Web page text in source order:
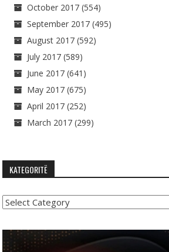
October 2017 (554)
September 2017 (495)
August 2017 (592)
July 2017 (589)
June 2017 (641)
May 2017 (675)
April 2017 (252)
March 2017 (299)
KATEGORITË
Kategoritë